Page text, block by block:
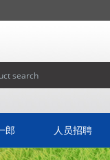
郎 人员招聘